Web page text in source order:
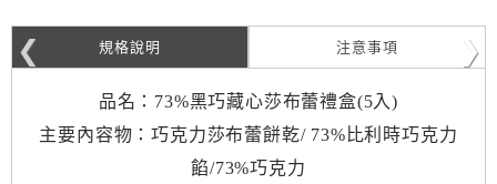
規格說明 注意事項
品名：73%黑巧藏心莎布蕾禮盒(5入)
主要內容物：巧克力莎布蕾餅乾/ 73%比利時巧克力
餡/73%巧克力